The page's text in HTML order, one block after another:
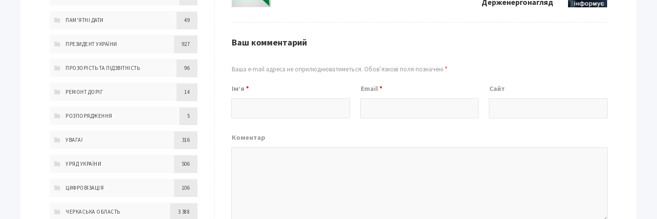
Держенергонагляд
Ваш комментарий
Ваша e-mail адреса не оприлюднюватиметься. Обов’язкові поля позначені*
Ім’я* Email* Сайт
Коментар
ПАМ'ЯТНІ ДАТИ 49
ПРЕЗИДЕНТ УКРАЇНИ 927
ПРОЗОРІСТЬ ТА ПІДЗВІТНІСТЬ 96
РЕМОНТ ДОРІГ 14
РОЗПОРЯДЖЕННЯ 5
УВАГА! 316
УРЯД УКРАЇНИ 506
ЦИФРОВІЗАЦІЯ 106
ЧЕРКАСЬКА ОБЛАСТЬ 3 388